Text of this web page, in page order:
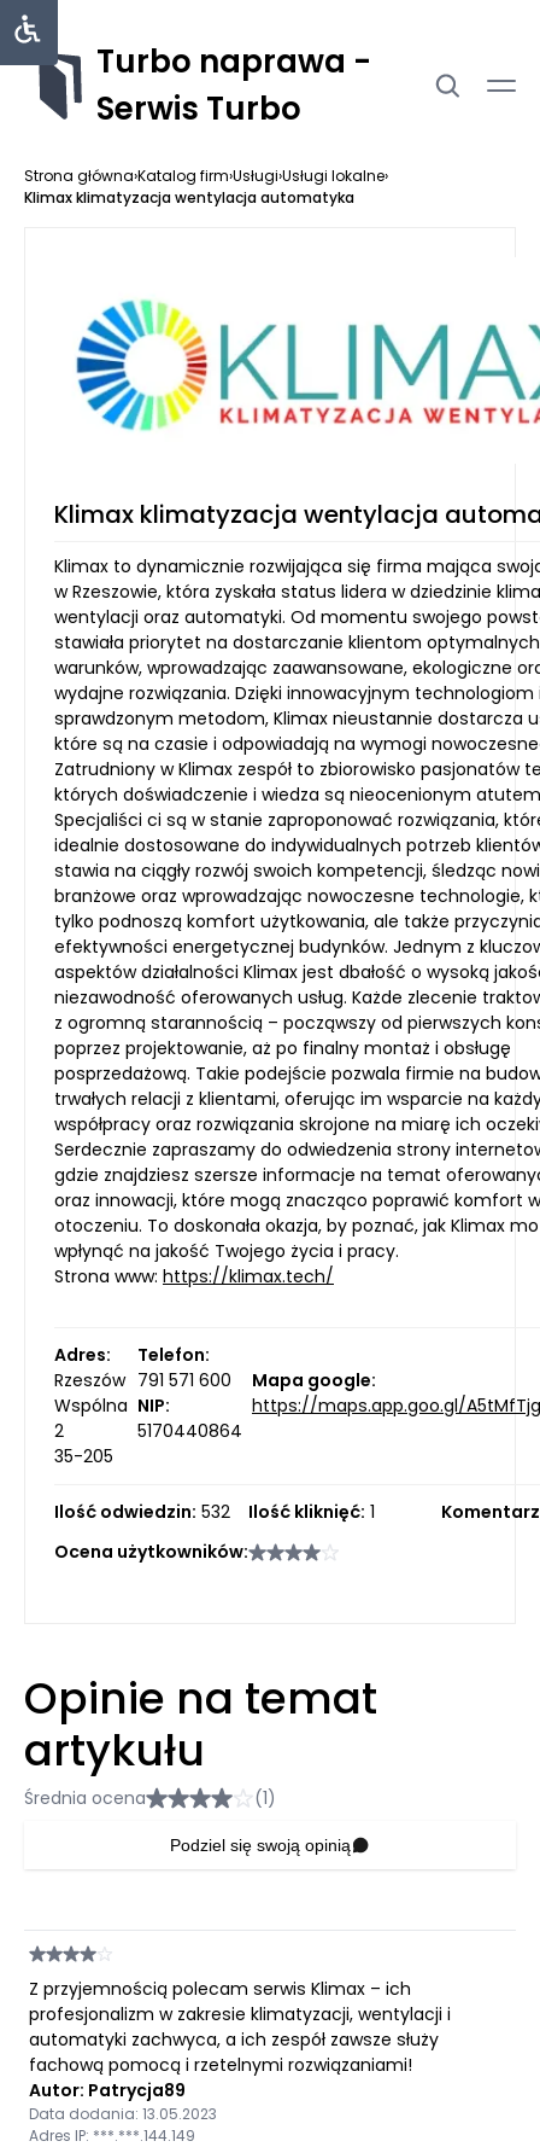
Turbo naprawa -
Serwis Turbo
Strona główna›Katalog firm›Usługi›Usługi lokalne›
Klimax klimatyzacja wentylacja automatyka
Klimax klimatyzacja wentylacja
Klimax to dynamicznie rozwijająca się firma mająca
w Rzeszowie, która zyskała status lidera w dziedzinie
wentylacji oraz automatyki. Od momentu swojego
stawiała priorytet na dostarczanie klientom optymalnych
warunków, wprowadzając zaawansowane, ekologiczne
wydajne rozwiązania. Dzięki innowacyjnym technologiom
sprawdzonym metodom, Klimax nieustannie dostarcza
które są na czasie i odpowiadają na wymogi
Zatrudniony w Klimax zespół to zbiorowisko pasjonatów
których doświadczenie i wiedza są nieocenionym
Specjaliści ci są w stanie zaproponować rozwiązania,
idealnie dostosowane do indywidualnych potrzeb
stawia na ciągły rozwój swoich kompetencji, śledząc
branżowe oraz wprowadzając nowoczesne technologie,
tylko podnoszą komfort użytkowania, ale także
efektywności energetycznej budynków. Jednym z
aspektów działalności Klimax jest dbałość o wysoką
niezawodność oferowanych usług. Każde zlecenie
z ogromną starannością – począwszy od pierwszych
poprzez projektowanie, aż po finalny montaż i obsługę
posprzedażową. Takie podejście pozwala firmie na
trwałych relacji z klientami, oferując im wsparcie na
współpracy oraz rozwiązania skrojone na miarę ich
Serdecznie zapraszamy do odwiedzenia strony
gdzie znajdziesz szersze informacje na temat
oraz innowacji, które mogą znacząco poprawić komfort
otoczeniu. To doskonała okazja, by poznać, jak Klimax
wpłynąć na jakość Twojego życia i pracy.
Strona www: https://klimax.tech/
Adres:
Rzeszów
Wspólna
2
35-205
Telefon:
791 571 600
NIP:
5170440864
Mapa google:
https://maps.app.goo.gl/
Ilość odwiedzin: 532 Ilość kliknięć: 1
Ocena użytkowników:
Opinie na temat
artykułu
Średnia ocena (1)
Podziel się swoją opinią
Z przyjemnością polecam serwis Klimax – ich
profesjonalizm w zakresie klimatyzacji, wentylacji i
automatyki zachwyca, a ich zespół zawsze służy
fachową pomocą i rzetelnymi rozwiązaniami!
Autor: Patrycja89
Data dodania: 13.05.2023
Adres IP: ***.***.144.149